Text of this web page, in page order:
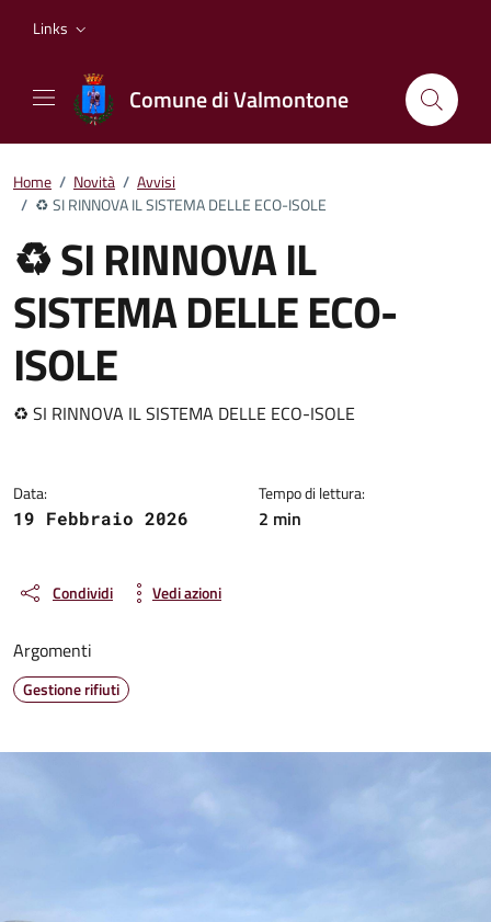
Links
Comune di Valmontone
Home / Novità / Avvisi
/ ♻️ SI RINNOVA IL SISTEMA DELLE ECO-ISOLE
♻️ SI RINNOVA IL
SISTEMA DELLE ECO-
ISOLE
Dettagli della notizia
♻️ SI RINNOVA IL SISTEMA DELLE ECO-ISOLE
Data:
19 Febbraio 2026
Tempo di lettura:
2 min
Condividi Vedi azioni
Argomenti
Gestione rifiuti